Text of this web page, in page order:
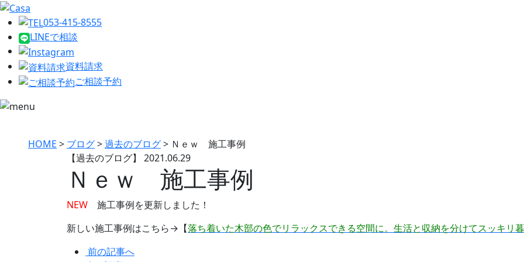
053-415-8555
LINEで相談
資料請求
ご相談予約
HOME > ブログ>過去のブログ> Ｎｅｗ 施工事例
【過去のブログ】 2021.06.29
Ｎｅｗ 施工事例
NEW 施工事例を更新しました！
新しい施工事例はこちら→【落ち着いた木部の色でリラックスできる空間に。生活と収納を分けてスッキリ暮
前の記事へ